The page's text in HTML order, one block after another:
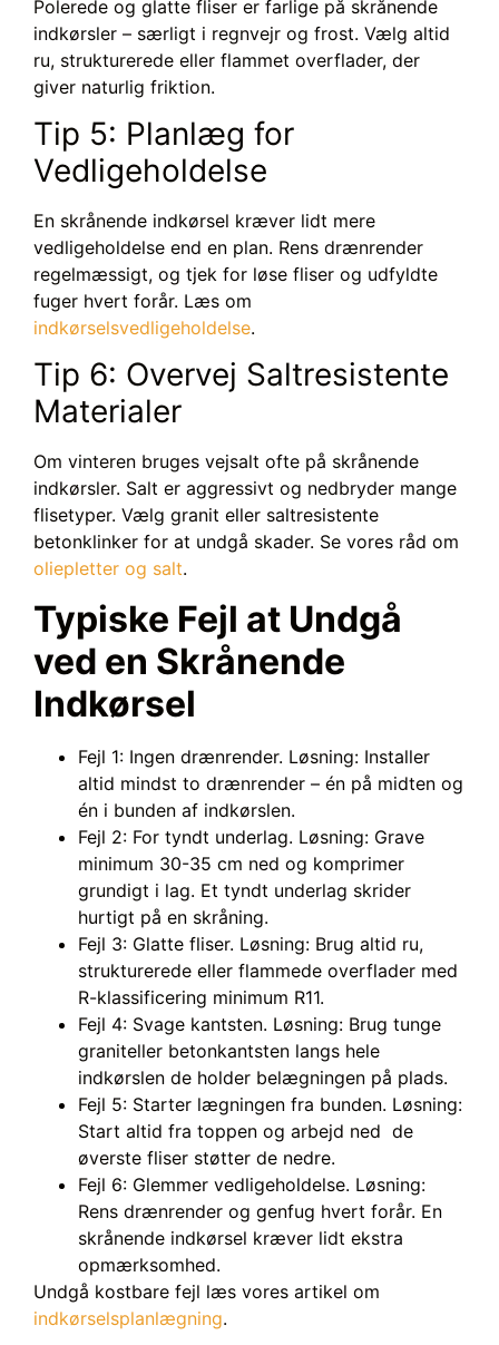
Polerede og glatte fliser er farlige på skrånende
indkørsler – særligt i regnvejr og frost. Vælg altid
ru, strukturerede eller flammet overflader, der
giver naturlig friktion.
Tip 5: Planlæg for
Vedligeholdelse
En skrånende indkørsel kræver lidt mere
vedligeholdelse end en plan. Rens drænrender
regelmæssigt, og tjek for løse fliser og udfyldte
fuger hvert forår. Læs om
indkørselsvedligeholdelse.
Tip 6: Overvej Saltresistente
Materialer
Om vinteren bruges vejsalt ofte på skrånende
indkørsler. Salt er aggressivt og nedbryder mange
flisetyper. Vælg granit eller saltresistente
betonklinker for at undgå skader. Se vores råd om
oliepletter og salt.
Typiske Fejl at Undgå
ved en Skrånende
Indkørsel
Fejl 1: Ingen drænrender. Løsning: Installer
altid mindst to drænrender – én på midten og
én i bunden af indkørslen.
Fejl 2: For tyndt underlag. Løsning: Grave
minimum 30-35 cm ned og komprimer
grundigt i lag. Et tyndt underlag skrider
hurtigt på en skråning.
Fejl 3: Glatte fliser. Løsning: Brug altid ru,
strukturerede eller flammede overflader med
R-klassificering minimum R11.
Fejl 4: Svage kantsten. Løsning: Brug tunge
graniteller betonkantsten langs hele
indkørslen de holder belægningen på plads.
Fejl 5: Starter lægningen fra bunden. Løsning:
Start altid fra toppen og arbejd ned de
øverste fliser støtter de nedre.
Fejl 6: Glemmer vedligeholdelse. Løsning:
Rens drænrender og genfug hvert forår. En
skrånende indkørsel kræver lidt ekstra
opmærksomhed.
Undgå kostbare fejl læs vores artikel om
indkørselsplanlægning.